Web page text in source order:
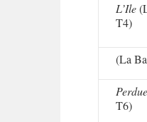
L’Ile
T4)
(La
Perdue
T6)